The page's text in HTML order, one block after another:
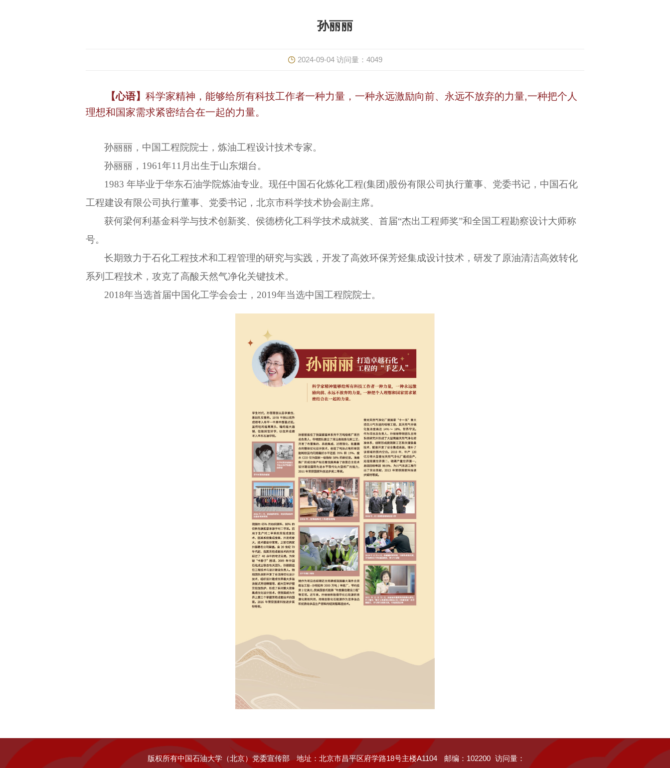
孙丽丽
2024-09-04 访问量： 4049
【心语】 科学家精神，能够给所有科技工作者一种力量，一种永远激励向前、永远不放弃的力量,一种把个人
理想和国家需求紧密结合在一起的力量。
孙丽丽，中国工程院院士，炼油工程设计技术专家。
孙丽丽，1961年11月出生于山东烟台。
1983 年毕业于华东石油学院炼油专业。现任中国石化炼化工程(集团)股份有限公司执行董事、党委书记，中国石化
工程建设有限公司执行董事、党委书记，北京市科学技术协会副主席。
获何梁何利基金科学与技术创新奖、侯德榜化工科学技术成就奖、首届“杰出工程师奖”和全国工程勘察设计大师称
号。
长期致力于石化工程技术和工程管理的研究与实践，开发了高效环保芳烃集成设计技术，研发了原油清洁高效转化
系列工程技术，攻克了高酸天然气净化关键技术。
2018年当选首届中国化工学会会士，2019年当选中国工程院院士。
版权所有中国石油大学（北京）党委宣传部 地址：北京市昌平区府学路18号主楼A1104 邮编：102200 访问量：